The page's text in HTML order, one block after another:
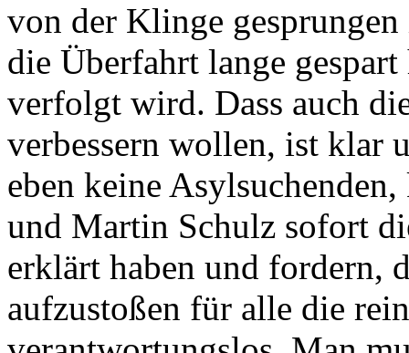
von der Klinge
die Überfahrt lange
verfolgt wird. Dass auch
verbessern wollen, ist klar
eben keine
und Martin Schulz sofort
erklärt haben und fordern,
aufzustoßen für alle die